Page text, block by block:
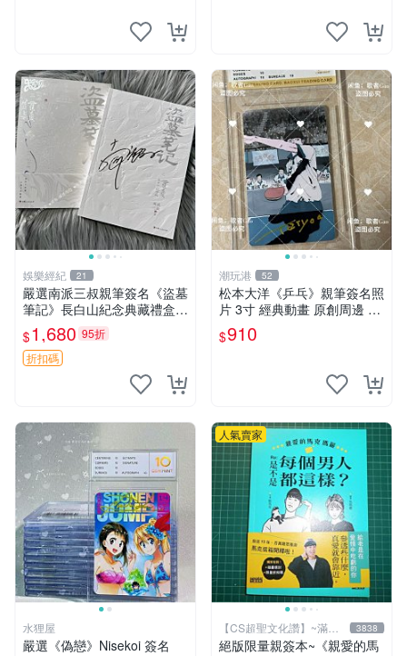
娛樂經紀 21
嚴選南派三叔親筆簽名《盜墓
筆記》長白山紀念典藏禮盒，
限量收藏必備 原著小說 定價
特別款
$1,680 95折
折扣碼
潮玩港 52
松本大洋《乒乓》親筆簽名照
片 3寸 經典動畫 原創周邊 經
典動漫 周邊收藏 照片卡磚
$910
水狸屋
嚴選《偽戀》Nisekoi 簽名
人氣賣家
【CS超聖文化讚】~滿千
元送運
3838
絕版限量親簽本~《親愛的馬